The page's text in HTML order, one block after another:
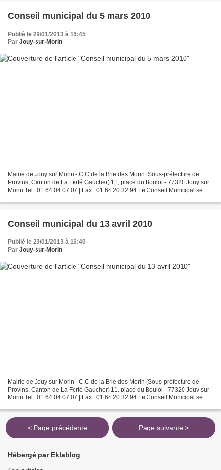
Conseil municipal du 5 mars 2010
Publié le 29/01/2013 à 16:45
Par Jouy-sur-Morin
Mairie de Jouy sur Morin - C.C de la Brie des Morin (Sous-préfecture de
Provins, Canton de La Ferté Gaucher) 11, place du Bouloi - 77320 Jouy sur
Morin Tel : 01.64.04.07.07 | Fax : 01.64.20.32.94 Le Conseil Municipal se
Conseil municipal du 13 avril 2010
Publié le 29/01/2013 à 16:40
Par Jouy-sur-Morin
Mairie de Jouy sur Morin - C.C de la Brie des Morin (Sous-préfecture de
Provins, Canton de La Ferté Gaucher) 11, place du Bouloi - 77320 Jouy sur
Morin Tel : 01.64.04.07.07 | Fax : 01.64.20.32.94 Le Conseil Municipal se
< Page précédente Page suivante >
Hébergé par Eklablog